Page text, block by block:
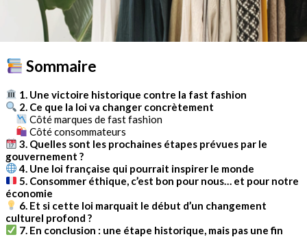
Sommaire
1. Une victoire historique contre la fast fashion
2. Ce que la loi va changer concrètement
Côté marques de fast fashion
Côté consommateurs
3. Quelles sont les prochaines étapes prévues par le
gouvernement ?
4. Une loi française qui pourrait inspirer le monde
5. Consommer éthique, c’est bon pour nous… et pour notre
économie
6. Et si cette loi marquait le début d’un changement
culturel profond ?
7. En conclusion : une étape historique, mais pas une fin